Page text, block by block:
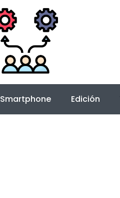
Smartphone Edición